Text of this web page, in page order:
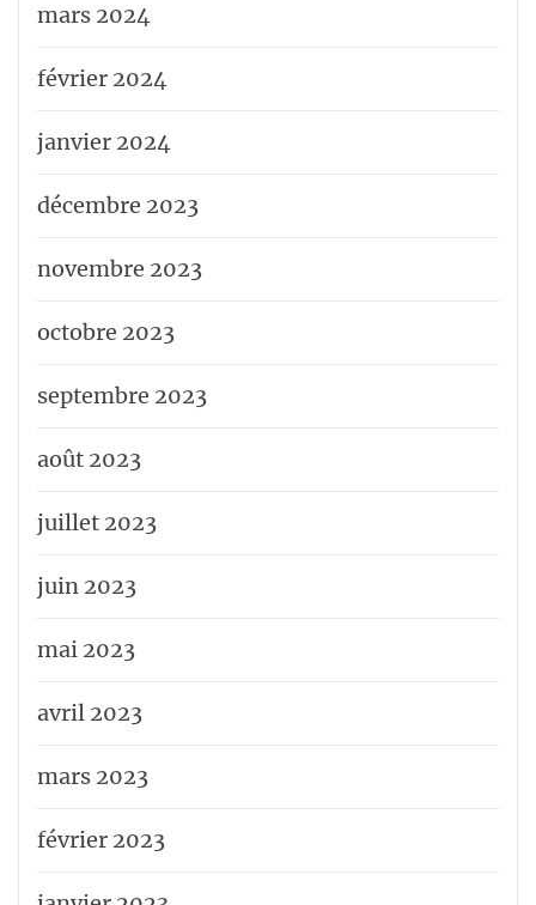
mars 2024
février 2024
janvier 2024
décembre 2023
novembre 2023
octobre 2023
septembre 2023
août 2023
juillet 2023
juin 2023
mai 2023
avril 2023
mars 2023
février 2023